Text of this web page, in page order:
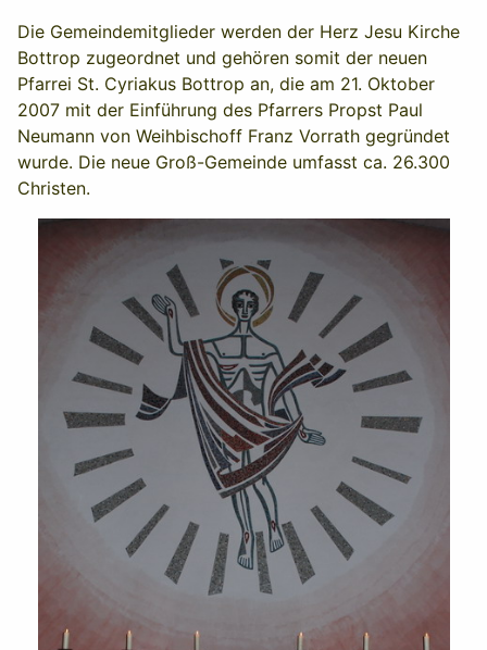
Die Gemeindemitglieder werden der Herz Jesu Kirche
Bottrop zugeordnet und gehören somit der neuen
Pfarrei St. Cyriakus Bottrop an, die am 21. Oktober
2007 mit der Einführung des Pfarrers Propst Paul
Neumann von Weihbischoff Franz Vorrath gegründet
wurde. Die neue Groß-Gemeinde umfasst ca. 26.300
Christen.